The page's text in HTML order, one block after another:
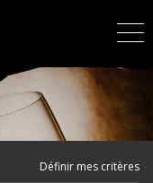
Définir mes critères